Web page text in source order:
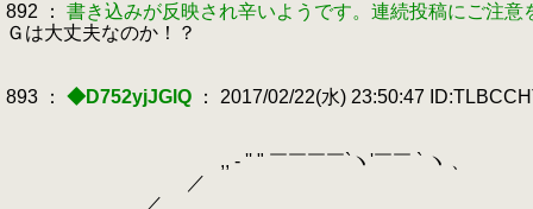
892 ： 書き込みが反映され辛いようです。連続投稿にご注意
Ｇは大丈夫なのか！？
893 ： ◆D752yjJGlQ ： 2017/02/22(水) 23:50:47
,, - '' " ￣￣￣￣`ヽ'￣￣ ` ヽ 、
／ `ヽ
／ `ｰ- 、 「そしてシ